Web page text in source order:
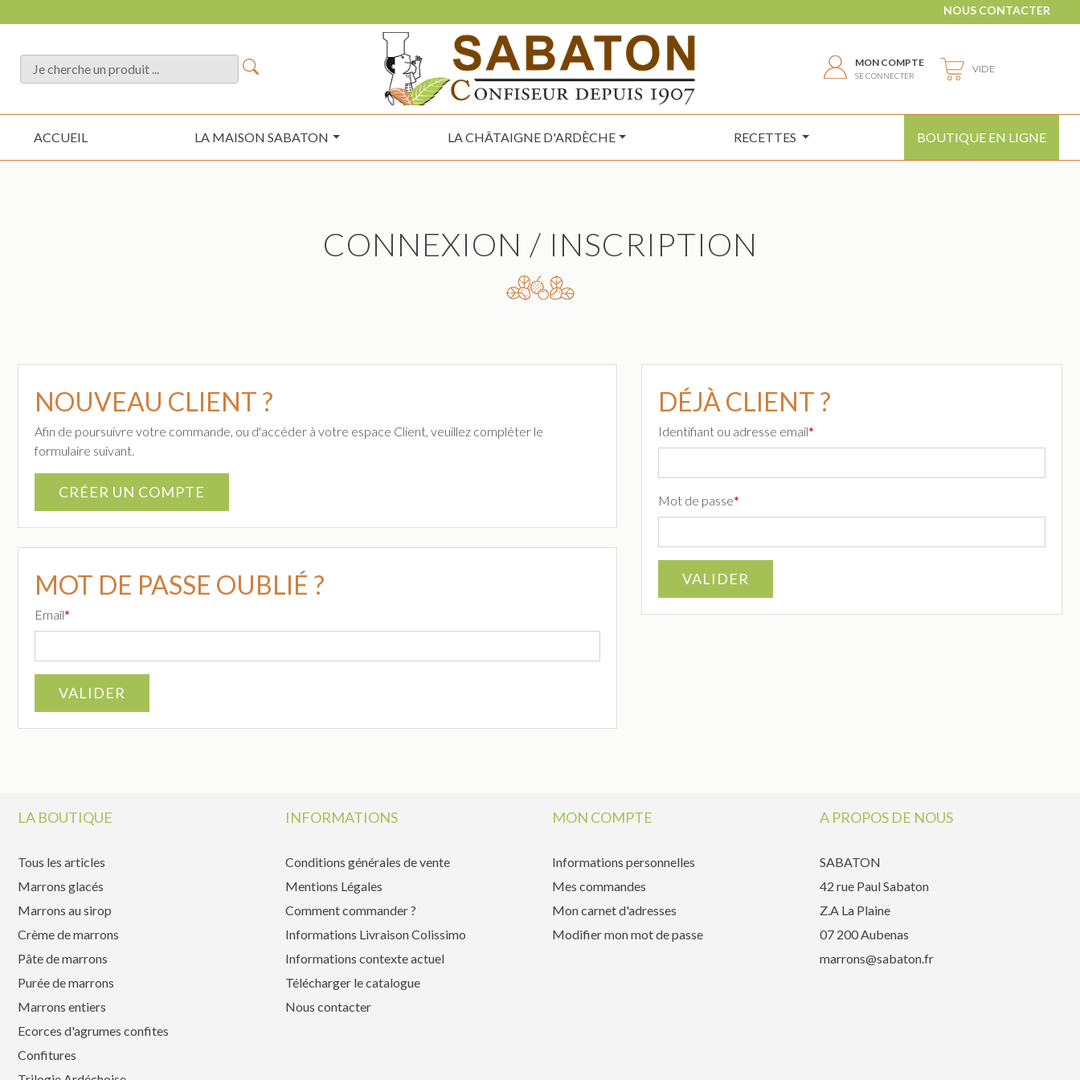
NOUS CONTACTER
MON COMPTE
SE CONNECTER
VIDE
ACCUEIL LA MAISON SABATON LA CHÂTAIGNE D'ARDÈCHE RECETTES BOUTIQUE EN LIGNE
CONNEXION / INSCRIPTION
NOUVEAU CLIENT ?
Afin de poursuivre votre commande, ou d'accéder à votre espace Client, veuillez compléter le
formulaire suivant.
MOT DE PASSE OUBLIÉ ?
Email*
DÉJÀ CLIENT ?
Identifiant ou adresse email*
Mot de passe*
LA BOUTIQUE
Tous les articles
Marrons glacés
Marrons au sirop
Crème de marrons
Pâte de marrons
Purée de marrons
Marrons entiers
Ecorces d'agrumes confites
Confitures
INFORMATIONS
Conditions générales de vente
Mentions Légales
Comment commander ?
Informations Livraison Colissimo
Informations contexte actuel
Télécharger le catalogue
Nous contacter
MON COMPTE
Informations personnelles
Mes commandes
Mon carnet d'adresses
Modifier mon mot de passe
A PROPOS DE NOUS
SABATON
42 rue Paul Sabaton
Z.A La Plaine
07 200 Aubenas
marrons@sabaton.fr